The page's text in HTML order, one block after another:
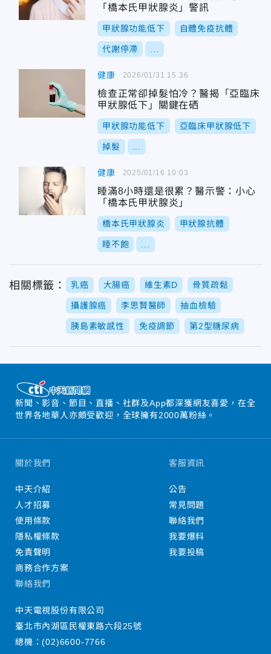
「橋本氏甲狀腺炎」警訊
甲狀腺功能低下 自體免疫抗體
代謝停滯
健康
檢查正常卻掉髮怕冷？醫揭「亞臨床
甲狀腺低下」關鍵在硒
甲狀腺功能低下 亞臨床甲狀腺低下
掉髮
2026/01/31 15:36
健康
睡滿8小時還是很累？醫示警：小心
「橋本氏甲狀腺炎」
橋本氏甲狀腺炎 甲狀腺抗體
睡不飽
2025/01/16 10:03
相關標籤： 乳癌 大腸癌 維生素D 骨質疏鬆
攝護腺癌 李思賢醫師 抽血檢驗
胰島素敏感性 免疫調節 第2型糖尿病
新聞、影音、節目、直播、社群及App都深獲網友喜愛，在全
世界各地華人亦頗受歡迎，全球擁有2000萬粉絲。
關於我們
中天介紹
人才招募
使用條款
隱私權條款
免責聲明
商務合作方案
客服資訊
公告
常見問題
聯絡我們
我要爆料
我要投稿
聯絡我們
中天電視股份有限公司
臺北市內湖區民權東路六段25號
總機：(02)6600-7766